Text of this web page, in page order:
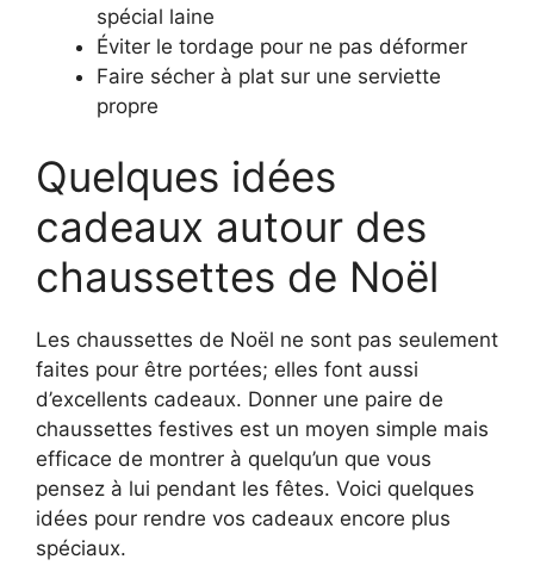
spécial laine
Éviter le tordage pour ne pas déformer
Faire sécher à plat sur une serviette
propre
Quelques idées
cadeaux autour des
chaussettes de Noël
Les chaussettes de Noël ne sont pas seulement
faites pour être portées; elles font aussi
d’excellents cadeaux. Donner une paire de
chaussettes festives est un moyen simple mais
efficace de montrer à quelqu’un que vous
pensez à lui pendant les fêtes. Voici quelques
idées pour rendre vos cadeaux encore plus
spéciaux.